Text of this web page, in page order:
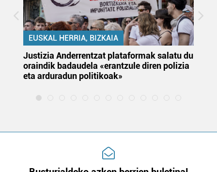
EUSKAL HERRIA, BIZKAIA
Justizia Anderrentzat plataformak salatu du
oraindik badaudela «erantzule diren polizia
eta arduradun politikoak»